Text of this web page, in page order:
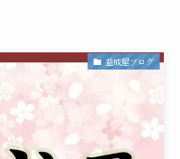
益成屋ブログ